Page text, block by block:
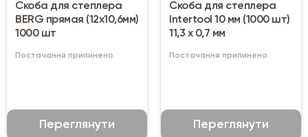
Скоба для степлера
BERG прямая (12х10,6мм)
1000 шт
Постачання припинено
Переглянути
Скоба для степлера
Intertool 10 мм (1000 шт)
11,3 х 0,7 мм
Постачання припинено
Переглянути